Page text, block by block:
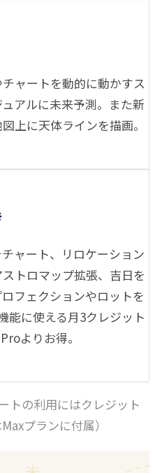
ャートを動的に動かすス
アルに未来予測。また新
上に天体ラインを描画。
ャート、リロケーション
トロマップ拡張、吉日を
フェクションやロットを
能に使える月3クレジット
よりお得。
トの利用にはクレジット
プランに付属）